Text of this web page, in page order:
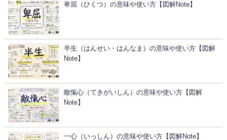
卑屈（ひくつ）の意味や使い方【図解Note】
半生（はんせい・はんなま）の意味や使い方【図解
Note】
敵愾心（てきがいしん）の意味や使い方【図解
Note】
一心（いっしん）の意味や使い方【図解Note】